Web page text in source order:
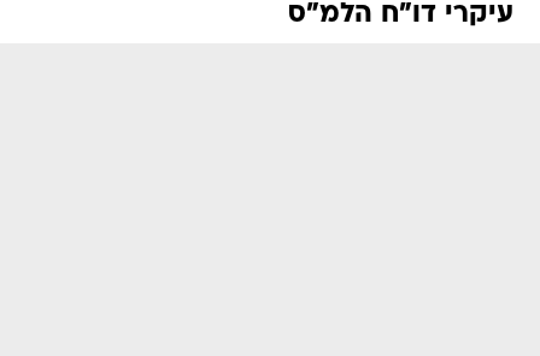
עיקרי דו"ח הלמ"ס